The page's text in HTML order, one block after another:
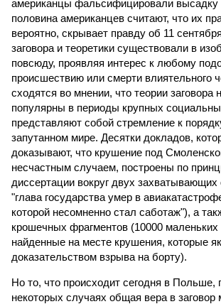
американцы фальсифицировали высадку
половина американцев считают, что их
вероятно, скрывает правду об 11
заговора и теоретики существовали в
повсюду, проявляя интерес к любому
происшествию или смерти влиятельного
сходятся во мнении, что теории заговора
популярны в периоды крупных
представляют собой стремление к
запутанном мире. Десятки докладов,
доказывают, что крушение под
несчастным случаем, построены по
диссертации вокруг двух
"глава государства умер в
которой несомненно стал саботаж"), а
крошечных фрагментов (10000 маленьких
найденные на месте крушения, которые
доказательством взрыва на борту).
Но то, что происходит сегодня в Польше,
некоторых случаях общая вера в заговор